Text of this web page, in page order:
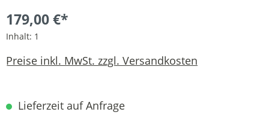
179,00 €*
Inhalt: 1
Preise inkl. MwSt. zzgl. Versandkosten
Lieferzeit auf Anfrage